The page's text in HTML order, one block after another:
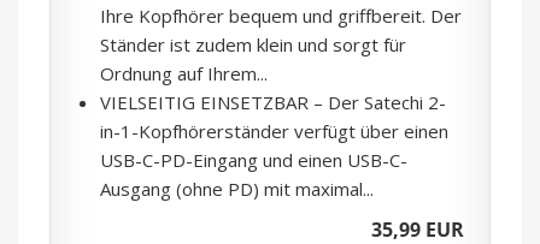
Ihre Kopfhörer bequem und griffbereit. Der
Ständer ist zudem klein und sorgt für
Ordnung auf Ihrem...
VIELSEITIG EINSETZBAR – Der Satechi 2-
in-1-Kopfhörerständer verfügt über einen
USB-C-PD-Eingang und einen USB-C-
Ausgang (ohne PD) mit maximal...
35,99 EUR